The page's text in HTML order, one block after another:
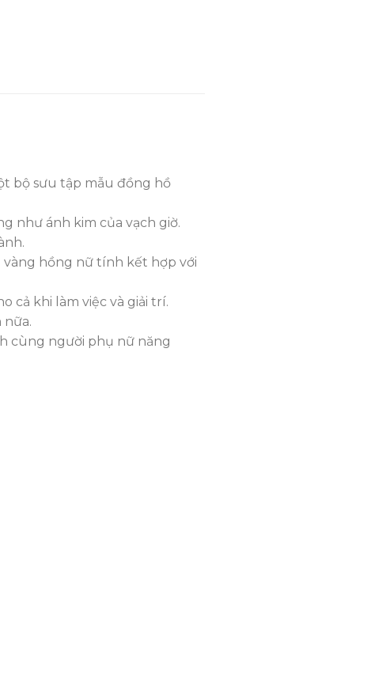
bộ sưu tập mẫu đồng hồ
như ánh kim của vạch giờ.
vàng hồng nữ tính kết hợp với
cả khi làm việc và giải trí.
nữa.
cùng người phụ nữ năng